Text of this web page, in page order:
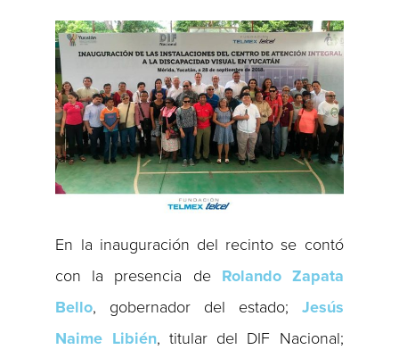
En la inauguración del recinto se contó
con la presencia de Rolando Zapata
Bello, gobernador del estado; Jesús
Naime Libién, titular del DIF Nacional;